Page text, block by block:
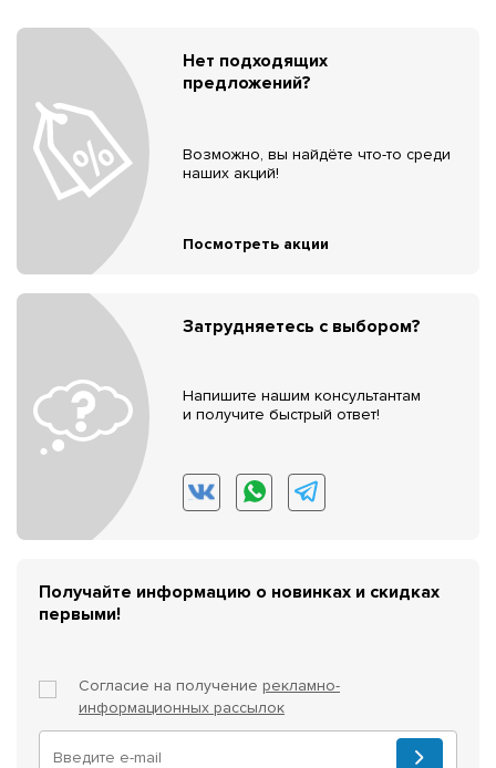
Нет подходящих
предложений?
Возможно, вы найдёте что-то среди
наших акций!
Посмотреть акции
Затрудняетесь с выбором?
Напишите нашим консультантам
и получите быстрый ответ!
Получайте информацию о новинках и скидках
первыми!
Согласие на получение рекламно-
информационных рассылок